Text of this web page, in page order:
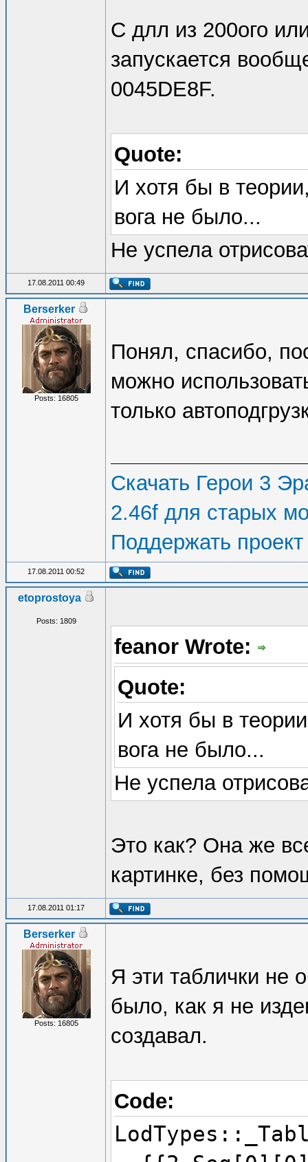
С длл из 200ого
запускается
0045DE8F.
Quote:
И хотя бы в
вога не было...
Не успела
17.08.2011 00:49
Berserker
Posts: 16805
Понял, спасибо,
можно
только
Скачать Герои 3
2.46f для старых
Поддержать проект
17.08.2011 00:52
etoprostoya
Posts: 1809
feanor Wrote:
Quote:
И хотя бы в
вога не было...
Не успела
Это как? Она же
картинке, без
17.08.2011 01:17
Berserker
Posts: 16805
Я эти таблички не
было, как я не
создавал.
Code: